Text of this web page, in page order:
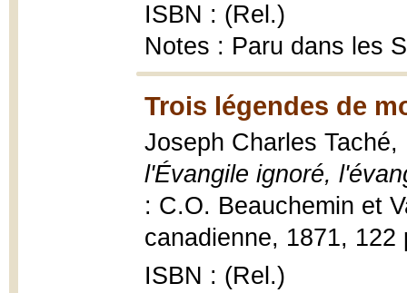
ISBN : (Rel.)
Notes : Paru dans les
Trois légendes de
Joseph Charles Taché,
l'Évangile ignoré,
: C.O. Beauchemin et
canadienne, 1871, 122
ISBN : (Rel.)